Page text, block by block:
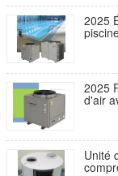
2025
2025
d'air
Unité